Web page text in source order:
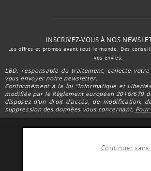
Continuer sans
INSCRIVEZ-VOUS À NOS
Les offres et promos avant tout le monde. Des
vos envies.
LBD, responsable du traitement, collecte
vous envoyer notre newsletter.
Conformément à la loi "Informatique et
modifiée par le Règlement européen 2016/679
disposez d’un droit d’accès, de modification,
suppression des données vous concernant.
FACEBOOK